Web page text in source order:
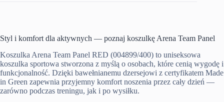
Styl i komfort dla aktywnych — poznaj koszulkę Arena Team Panel
Koszulka Arena Team Panel RED (004899/400) to uniseksowa
koszulka sportowa stworzona z myślą o osobach, które cenią wygodę i
funkcjonalność. Dzięki bawełnianemu dzersejowi z certyfikatem Made
in Green zapewnia przyjemny komfort noszenia przez cały dzień —
zarówno podczas treningu, jak i po wysiłku.